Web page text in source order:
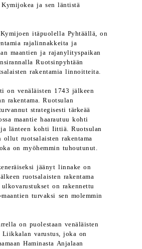
ja sen läntistä
itäpuolella Pyhtäällä, on
rajalinnakkeita ja
maantien ja rajanylityspaikan
Ruotsinpyhtään
rakentamia linnoitteita.
on venäläisten 1743 jälkeen
rakentama. Ruotsulan
strategisesti tärkeää
maantie haarautuu kohti
ja länteen kohti Iittiä. Ruotsulan
ollut ruotsalaisten rakentama
on myöhemmin tuhoutunut.
jäänyt linnake on
ruotsalaisten rakentama
ulkovarustukset on rakennettu
turvaksi sen molemmin
on puolestaan venäläisten
Liikkalan varustus, joka on
Haminasta Anjalaan